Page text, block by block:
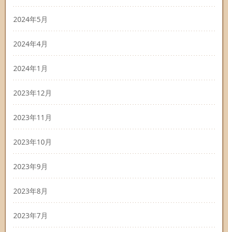
2024年5月
2024年4月
2024年1月
2023年12月
2023年11月
2023年10月
2023年9月
2023年8月
2023年7月